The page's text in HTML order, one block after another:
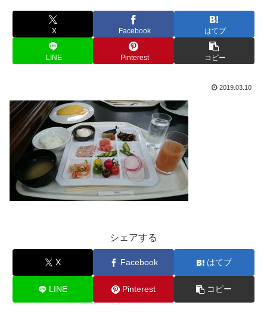
X Facebook はてブ
LINE Pinterest コピー
2019.03.10
シェアする
X Facebook はてブ
LINE Pinterest コピー